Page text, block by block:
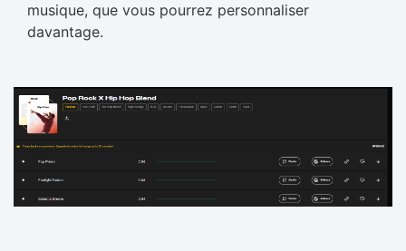
musique, que vous pourrez personnaliser
davantage.